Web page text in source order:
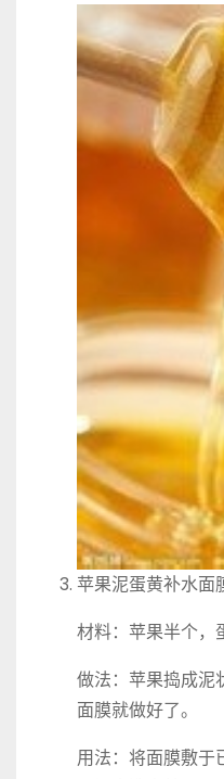
苹果泥蛋黄补水面
材料：苹果半个，
做法：苹果捣成泥
面膜就做好了。
用法：将面膜敷于